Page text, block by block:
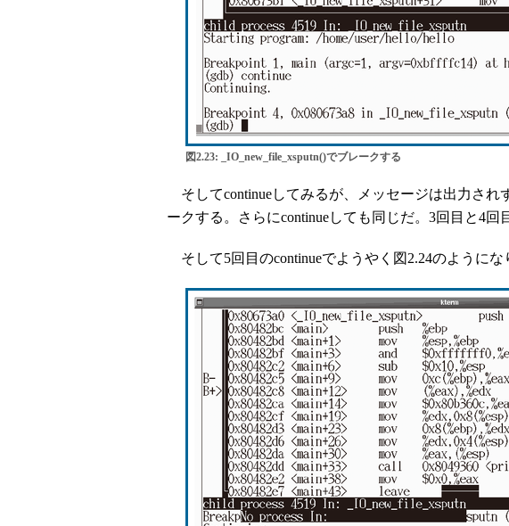
図2.23: _IO_new_file_xsputn()でブレークする
そしてcontinueしてみるが、メッセージは出力され
ークする。さらにcontinueしても同じだ。3回目と4回
そして5回目のcontinueでようやく図2.24のようにな